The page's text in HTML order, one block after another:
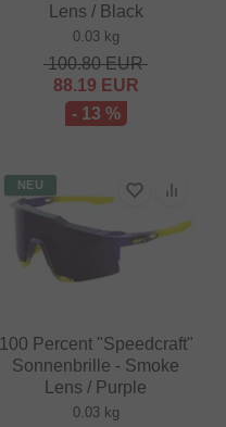
Lens / Black
0.03 kg
100.80EUR
88.19 EUR
- 13 %
NEU
100 Percent "Speedcraft"
Sonnenbrille - Smoke
Lens / Purple
0.03 kg